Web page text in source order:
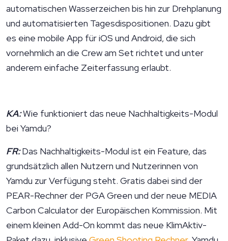
automatischen Wasserzeichen bis hin zur Drehplanung
und automatisierten Tagesdispositionen. Dazu gibt
es eine mobile App für iOS und Android, die sich
vornehmlich an die Crew am Set richtet und unter
anderem einfache Zeiterfassung erlaubt.
KA:Wie funktioniert das neue Nachhaltigkeits-Modul
bei Yamdu?
FR:Das Nachhaltigkeits-Modul ist ein Feature, das
grundsätzlich allen Nutzern und Nutzerinnen von
Yamdu zur Verfügung steht. Gratis dabei sind der
PEAR-Rechner der PGA Green und der neue MEDIA
Carbon Calculator der Europäischen Kommission. Mit
einem kleinen Add-On kommt das neue KlimAktiv-